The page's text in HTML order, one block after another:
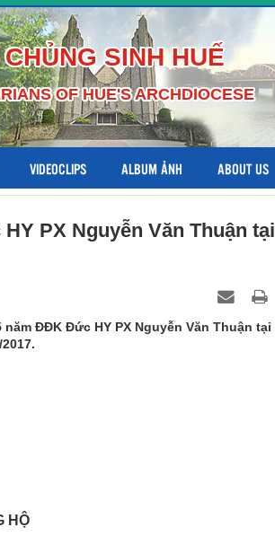
SINH HUẾ
OF HUE'S ARCHDIOCESE
VIDEOCLIPS ALBUM ẢNH ABOUT US
PX Nguyễn Văn Thuận tại
ĐĐK Đức HY PX Nguyễn Văn Thuận tại
HỘ